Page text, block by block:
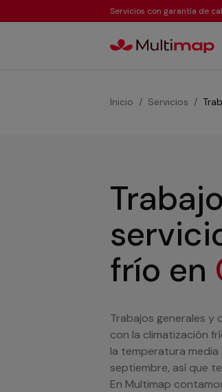
Servicios con garantía de
Inicio Servicios
frío en
Trabajos generales y
con la climatización
la temperatura media
septiembre, así que
En Multimap